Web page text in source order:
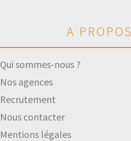
A PROPOS
Qui sommes-nous ?
Nos agences
Recrutement
Nous contacter
Mentions légales